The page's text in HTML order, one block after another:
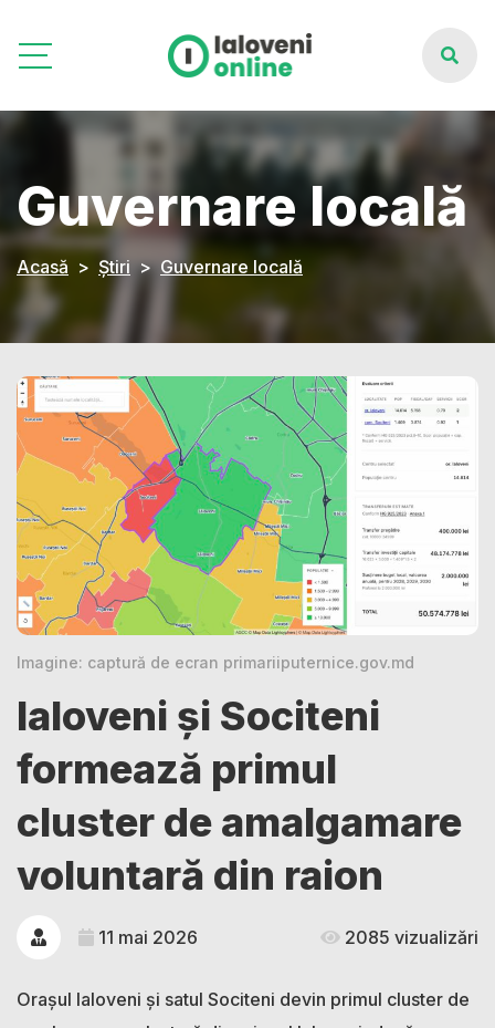
Guvernare locală
Acasă Știri Guvernare locală
Imagine: captură de ecran primariiputernice.gov.md
Ialoveni și Sociteni
formează primul
cluster de amalgamare
voluntară din raion
11 mai 2026 2085 vizualizări
Orașul Ialoveni și satul Sociteni devin primul cluster de